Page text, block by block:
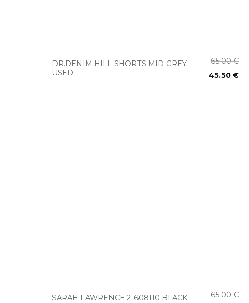
DR.DENIM HILL SHORTS MID GREY
USED
65.00€
45.50 €
SARAH LAWRENCE 2-608110 BLACK 65.00€